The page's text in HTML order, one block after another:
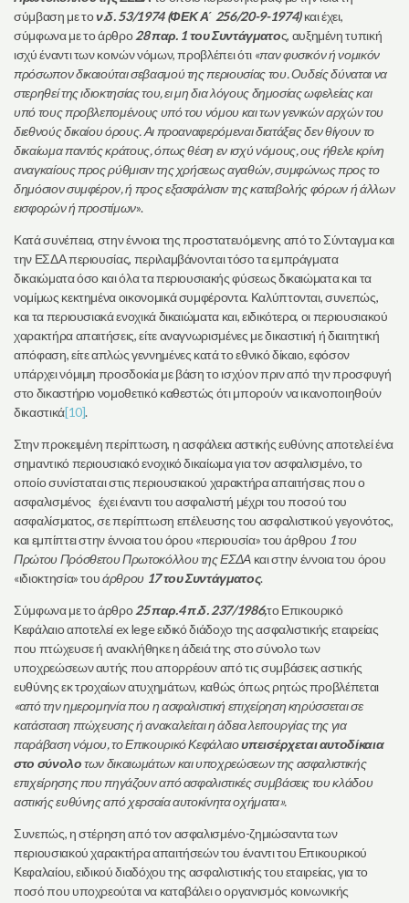
σύμβαση με τον.δ. 53/1974 (ΦΕΚ Α΄ 256/20-9-1974)και έχει,
σύμφωνα με το άρθρο28 παρ. 1 του Συντάγματος, αυξημένη τυπική
ισχύ έναντι των κοινών νόμων, προβλέπει ότι «παν φυσικόν ή νομικόν
πρόσωπον δικαιούται σεβασμού της περιουσίας του. Ουδείς δύναται να
στερηθεί της ιδιοκτησίας του, ει μη δια λόγους δημοσίας ωφελείας και
υπό τους προβλεπομένους υπό του νόμου και των γενικών αρχών του
διεθνούς δικαίου όρους. Αι προαναφερόμεναι διατάξεις δεν θίγουν το
δικαίωμα παντός κράτους, όπως θέση εν ισχύ νόμους, ους ήθελε κρίνη
αναγκαίους προς ρύθμισιν της χρήσεως αγαθών, συμφώνως προς το
δημόσιον συμφέρον, ή προς εξασφάλισιν της καταβολής φόρων ή άλλων
εισφορών ή προστίμων».
Κατά συνέπεια, στην έννοια της προστατευόμενης από το Σύνταγμα και
την ΕΣΔΑ περιουσίας, περιλαμβάνονται τόσο τα εμπράγματα
δικαιώματα όσο και όλα τα περιουσιακής φύσεως δικαιώματα και τα
νομίμως κεκτημένα οικονομικά συμφέροντα. Καλύπτονται, συνεπώς,
και τα περιουσιακά ενοχικά δικαιώματα και, ειδικότερα, οι περιουσιακού
χαρακτήρα απαιτήσεις, είτε αναγνωρισμένες με δικαστική ή διαιτητική
απόφαση, είτε απλώς γεννημένες κατά το εθνικό δίκαιο, εφόσον
υπάρχει νόμιμη προσδοκία με βάση το ισχύον πριν από την προσφυγή
στο δικαστήριο νομοθετικό καθεστώς ότι μπορούν να ικανοποιηθούν
δικαστικά[10].
Στην προκειμένη περίπτωση, η ασφάλεια αστικής ευθύνης αποτελεί ένα
σημαντικό περιουσιακό ενοχικό δικαίωμα για τον ασφαλισμένο, το
οποίο συνίσταται στις περιουσιακού χαρακτήρα απαιτήσεις που ο
ασφαλισμένος έχει έναντι του ασφαλιστή μέχρι του ποσού του
ασφαλίσματος, σε περίπτωση επέλευσης του ασφαλιστικού γεγονότος,
και εμπίπτει στην έννοια του όρου «περιουσία» του άρθρου 1 του
Πρώτου Πρόσθετου Πρωτοκόλλου της ΕΣΔΑ και στην έννοια του όρου
«ιδιοκτησία» τουάρθρου 17 του Συντάγματος.
Σύμφωνα με το άρθρο25 παρ.4π.δ. 237/1986,το Επικουρικό
Κεφάλαιο αποτελεί ex lege ειδικό διάδοχο της ασφαλιστικής εταιρείας
που πτώχευσε ή ανακλήθηκε η άδειά της στο σύνολο των
υποχρεώσεων αυτής που απορρέουν από τις συμβάσεις αστικής
ευθύνης εκ τροχαίων ατυχημάτων, καθώς όπως ρητώς προβλέπεται
«από την ημερομηνία που η ασφαλιστική επιχείρηση κηρύσσεται σε
κατάσταση πτώχευσης ή ανακαλείται η άδεια λειτουργίας της για
παράβαση νόμου, το Επικουρικό Κεφάλαιουπεισέρχεται αυτοδίκαια
στο σύνολοτων δικαιωμάτων και υποχρεώσεων της ασφαλιστικής
επιχείρησης που πηγάζουν από ασφαλιστικές συμβάσεις του κλάδου
αστικής ευθύνης από χερσαία αυτοκίνητα οχήματα».
Συνεπώς, η στέρηση από τον ασφαλισμένο-ζημιώσαντα των
περιουσιακού χαρακτήρα απαιτήσεών του έναντι του Επικουρικού
Κεφαλαίου, ειδικού διαδόχου της ασφαλιστικής του εταιρείας, για το
ποσό που υποχρεούται να καταβάλει ο οργανισμός κοινωνικής